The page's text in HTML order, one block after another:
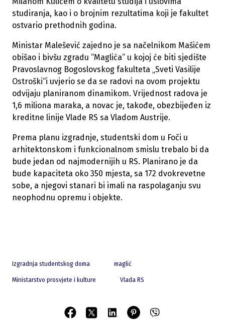
studiranja, kao i o brojnim rezultatima koji je fakultet
ostvario prethodnih godina.
Ministar Malešević zajedno je sa načelnikom Mašićem
obišao i bivšu zgradu “Maglića” u kojoj će biti sjedište
Pravoslavnog Bogoslovskog fakulteta „Sveti Vasilije
Ostroški“i uvjerio se da se radovi na ovom projektu
odvijaju planiranom dinamikom. Vrijednost radova je
1,6 miliona maraka, a novac je, takođe, obezbijeđen iz
kreditne linije Vlade RS sa Vladom Austrije.
Prema planu izgradnje, studentski dom u Foči u
arhitektonskom i funkcionalnom smislu trebalo bi da
bude jedan od najmodernijih u RS. Planirano je da
bude kapaciteta oko 350 mjesta, sa 172 dvokrevetne
sobe, a njegovi stanari bi imali na raspolaganju svu
neophodnu opremu i objekte.
Izgradnja studentskog doma maglić
Ministarstvo prosvjete i kulture Vlada RS